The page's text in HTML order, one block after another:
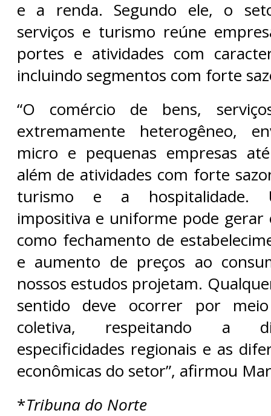
e a renda. Segundo ele, o
serviços e turismo reúne
portes e atividades com
incluindo segmentos com forte
“O comércio de bens,
extremamente heterogêneo,
micro e pequenas empresas
além de atividades com forte
turismo e a hospitalidade.
impositiva e uniforme pode gerar
como fechamento de
e aumento de preços ao
nossos estudos projetam.
sentido deve ocorrer por
coletiva, respeitando a
especificidades regionais e as
econômicas do setor”, afirmou
*Tribuna do Norte